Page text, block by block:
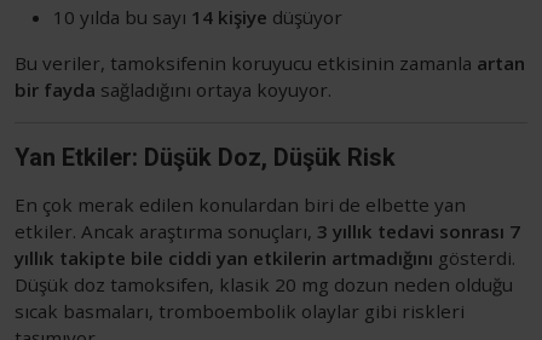
10 yılda bu sayı 14 kişiye düşüyor
Bu veriler, tamoksifenin koruyucu etkisinin zamanla artan
bir fayda sağladığını ortaya koyuyor.
Yan Etkiler: Düşük Doz, Düşük Risk
En çok merak edilen konulardan biri de elbette yan
etkiler. Ancak araştırma sonuçları, 3 yıllık tedavi sonrası 7
yıllık takipte bile ciddi yan etkilerin artmadığını gösterdi.
Düşük doz tamoksifen, klasik 20 mg dozun neden olduğu
sıcak basmaları, tromboembolik olaylar gibi riskleri